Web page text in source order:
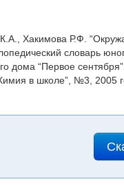
Хакимова Р.Ф.
словарь
дома “Первое
в школе”, №3, 2005